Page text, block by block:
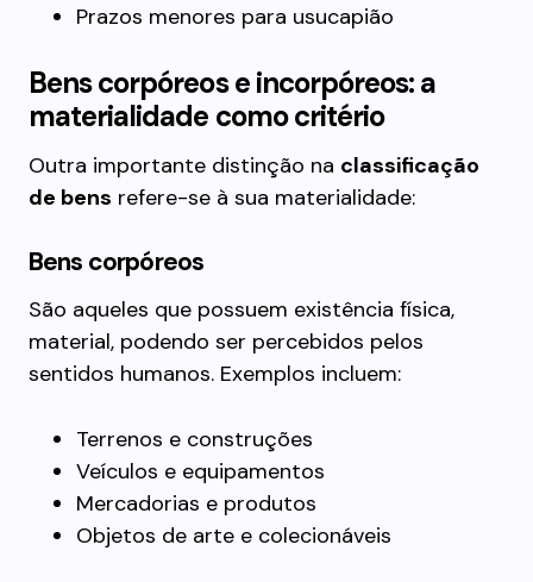
Prazos menores para usucapião
Bens corpóreos e incorpóreos: a
materialidade como critério
Outra importante distinção na classificação
de bens refere-se à sua materialidade:
Bens corpóreos
São aqueles que possuem existência física,
material, podendo ser percebidos pelos
sentidos humanos. Exemplos incluem:
Terrenos e construções
Veículos e equipamentos
Mercadorias e produtos
Objetos de arte e colecionáveis